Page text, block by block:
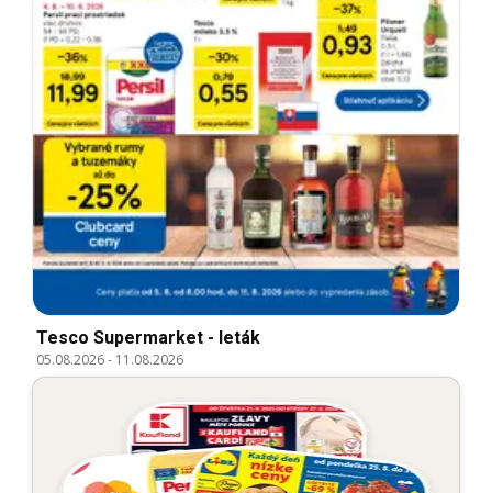
Tesco Supermarket - leták
05.08.2026- 11.08.2026